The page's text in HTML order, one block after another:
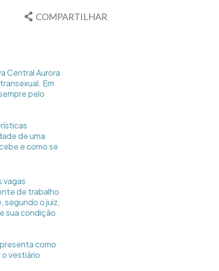
COMPARTILHAR
Central Aurora
Em
pelo
de uma
e como se
vagas
de trabalho
segundo o juiz,
sua condição
como
vestiário